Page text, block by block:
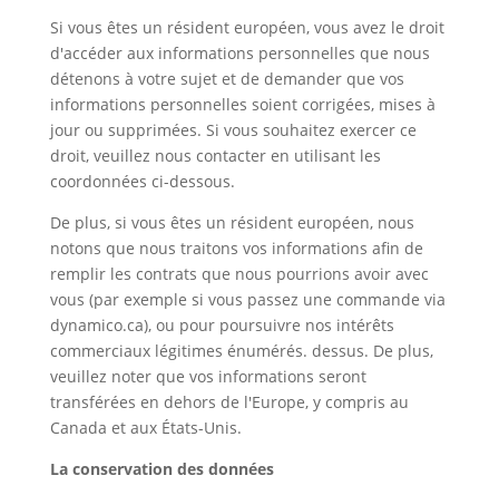
Si vous êtes un résident européen, vous avez le droit
d'accéder aux informations personnelles que nous
détenons à votre sujet et de demander que vos
informations personnelles soient corrigées, mises à
jour ou supprimées. Si vous souhaitez exercer ce
droit, veuillez nous contacter en utilisant les
coordonnées ci-dessous.
De plus, si vous êtes un résident européen, nous
notons que nous traitons vos informations afin de
remplir les contrats que nous pourrions avoir avec
vous (par exemple si vous passez une commande via
dynamico.ca), ou pour poursuivre nos intérêts
commerciaux légitimes énumérés. dessus. De plus,
veuillez noter que vos informations seront
transférées en dehors de l'Europe, y compris au
Canada et aux États-Unis.
La conservation des données